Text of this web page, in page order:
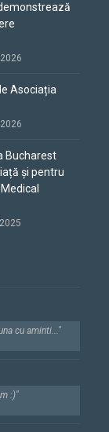
Asociația
Bucharest
și pentru
cu aminti..."
:)"